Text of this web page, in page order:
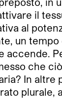
il
al
un
accende.
che
In altre